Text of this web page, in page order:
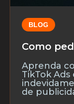
BLOG
Como
Aprenda
TikTok
de